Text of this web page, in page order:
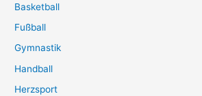
Basketball
Fußball
Gymnastik
Handball
Herzsport